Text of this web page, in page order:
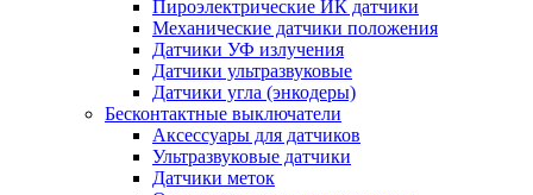
Пироэлектрические ИК датчики
Механические датчики положения
Датчики УФ излучения
Датчики ультразвуковые
Датчики угла (энкодеры)
Бесконтактные выключатели
Аксессуары для датчиков
Ультразвуковые датчики
Датчики меток